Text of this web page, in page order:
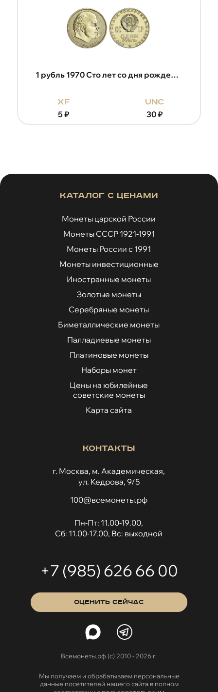
1 рубль 1970 Сто лет со дня рождения Владимира Ильича Ленина
xf
5₽
unc
30₽
Каталог с ценами
Монеты царской России
Монеты СССР 1921-1991
Монеты России с 1991
Монеты инвестиционные
Иностранные монеты
Золотые монеты
Серебряные монеты
Биметаллические монеты
Палладиевые монеты
Платиновые монеты
Наборы монет
Цены на юбилейные
советские монеты
Карта сайта
Контакты
г. Москва, м. Академическая,
ул. Кедрова, 9/5
100@всемонеты.рф
Пн-Пт: 11.00-19.00,
Сб: 11.00-17.00, Вс: выходной
+7 (985) 626 66 00
ОЦЕНИТЬ СЕЙЧАС
Всемонеты.рф (с) 2010 - 2026 г.
Мы получаем и обрабатываем персональные
данные посетителей нашего сайта в полном